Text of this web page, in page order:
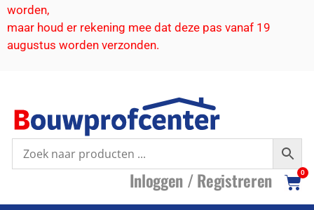
worden,
maar houd er rekening mee dat deze pas vanaf 19
augustus worden verzonden.
Inloggen /Registreren 0